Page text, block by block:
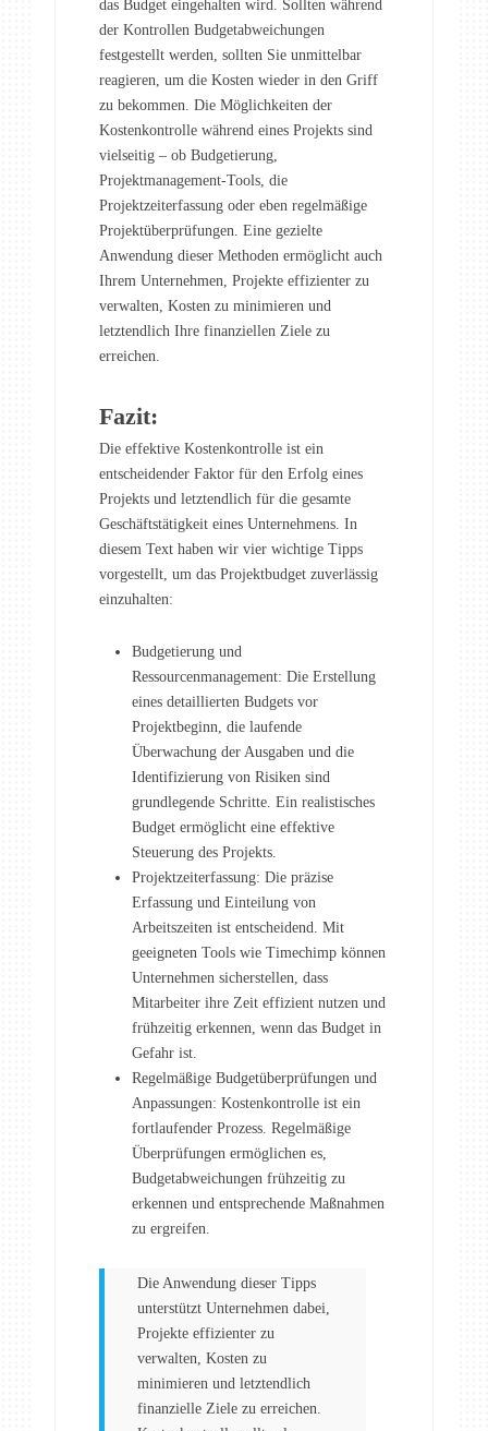
das Budget eingehalten wird. Sollten während
der Kontrollen Budgetabweichungen
festgestellt werden, sollten Sie unmittelbar
reagieren, um die Kosten wieder in den Griff
zu bekommen. Die Möglichkeiten der
Kostenkontrolle während eines Projekts sind
vielseitig – ob Budgetierung,
Projektmanagement-Tools, die
Projektzeiterfassung oder eben regelmäßige
Projektüberprüfungen. Eine gezielte
Anwendung dieser Methoden ermöglicht auch
Ihrem Unternehmen, Projekte effizienter zu
verwalten, Kosten zu minimieren und
letztendlich Ihre finanziellen Ziele zu
erreichen.
Fazit:
Die effektive Kostenkontrolle ist ein
entscheidender Faktor für den Erfolg eines
Projekts und letztendlich für die gesamte
Geschäftstätigkeit eines Unternehmens. In
diesem Text haben wir vier wichtige Tipps
vorgestellt, um das Projektbudget zuverlässig
einzuhalten:
Budgetierung und
Ressourcenmanagement: Die Erstellung
eines detaillierten Budgets vor
Projektbeginn, die laufende
Überwachung der Ausgaben und die
Identifizierung von Risiken sind
grundlegende Schritte. Ein realistisches
Budget ermöglicht eine effektive
Steuerung des Projekts.
Projektzeiterfassung: Die präzise
Erfassung und Einteilung von
Arbeitszeiten ist entscheidend. Mit
geeigneten Tools wie Timechimp können
Unternehmen sicherstellen, dass
Mitarbeiter ihre Zeit effizient nutzen und
frühzeitig erkennen, wenn das Budget in
Gefahr ist.
Regelmäßige Budgetüberprüfungen und
Anpassungen: Kostenkontrolle ist ein
fortlaufender Prozess. Regelmäßige
Überprüfungen ermöglichen es,
Budgetabweichungen frühzeitig zu
erkennen und entsprechende Maßnahmen
zu ergreifen.
Die Anwendung dieser Tipps
unterstützt Unternehmen dabei,
Projekte effizienter zu
verwalten, Kosten zu
minimieren und letztendlich
finanzielle Ziele zu erreichen.